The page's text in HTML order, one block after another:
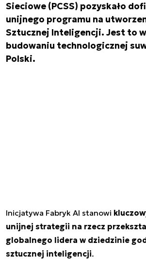
Sieciowe (PCSS) pozyskało
unijnego programu na
Sztucznej Inteligencji. Jest to
budowaniu technologicznej
Polski.
Inicjatywa Fabryk AI stanowi
unijnej strategii na rzecz
globalnego lidera w dziedzinie
sztucznej inteligencji.